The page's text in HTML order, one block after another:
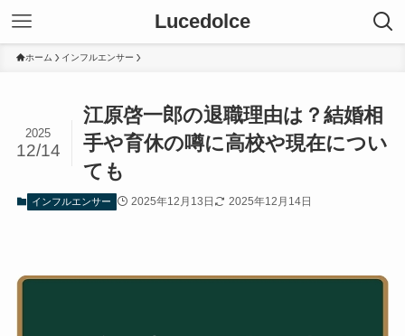
Lucedolce
ホーム インフルエンサー
江原啓一郎の退職理由は？結婚相
手や育休の噂に高校や現在につい
ても
2025
12/14
インフルエンサー 2025年12月13日 2025年12月14日